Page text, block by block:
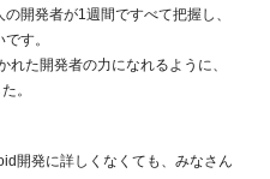
開発者が1週間ですべて把握し、
す。
た開発者の力になれるように、
。
開発に詳しくなくても、みなさん